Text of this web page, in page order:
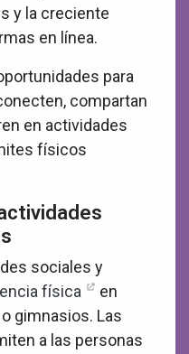
y la creciente
en línea.
para
compartan
en actividades
físicos
sociales y
física
en
gimnasios. Las
a las personas